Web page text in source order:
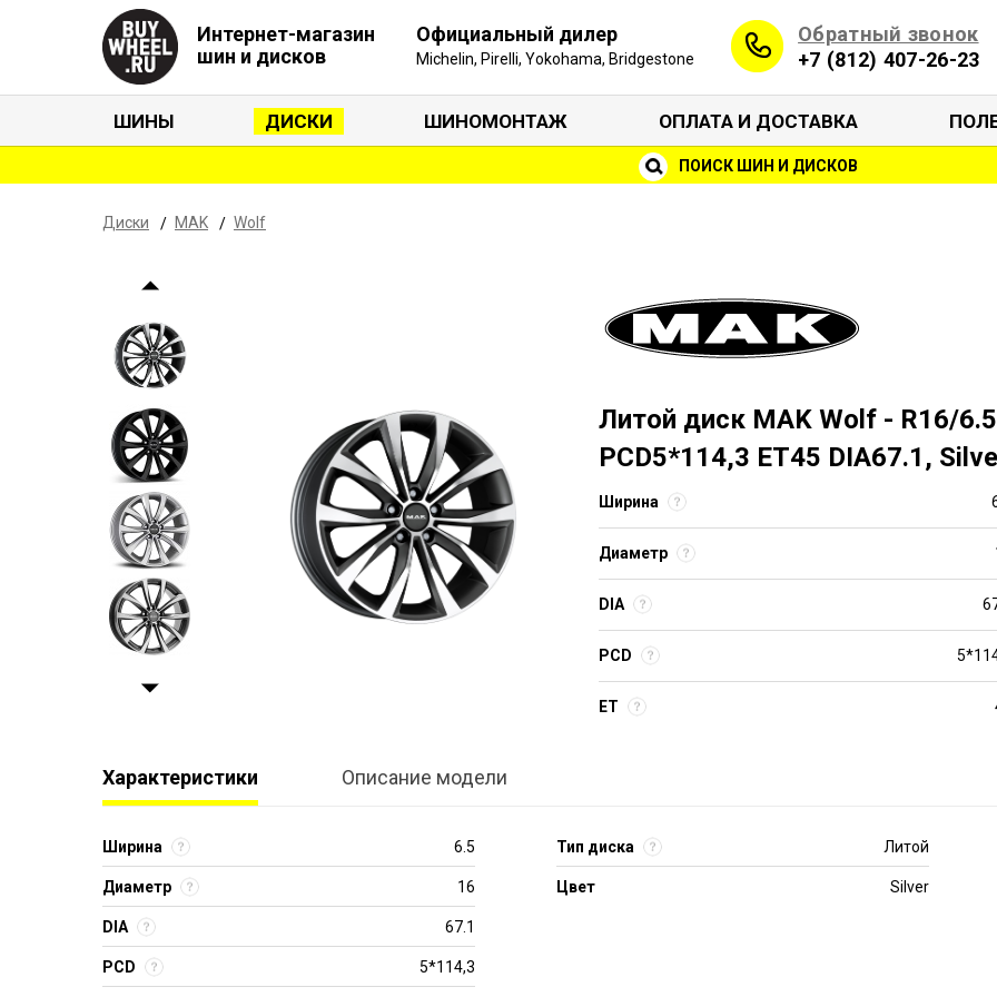
Интернет-магазин
шин и дисков
Официальный дилер
Michelin, Pirelli, Yokohama, Bridgestone
Обратный звонок
+7 (812) 407-26-23
ШИНЫ ДИСКИ ШИНОМОНТАЖ ОПЛАТА И ДОСТАВКА
ПОИСК ШИН И ДИСКОВ
Диски MAK Wolf
Литой диск MAK Wolf - R16/6.5
PCD5*114,3 ET45 DIA67.1,
Ширина
Диаметр
DIA
PCD
ET
Характеристики Описание модели
Ширина 6.5
Диаметр 16
DIA 67.1
PCD 5*114,3
Тип диска Литой
Цвет Silver